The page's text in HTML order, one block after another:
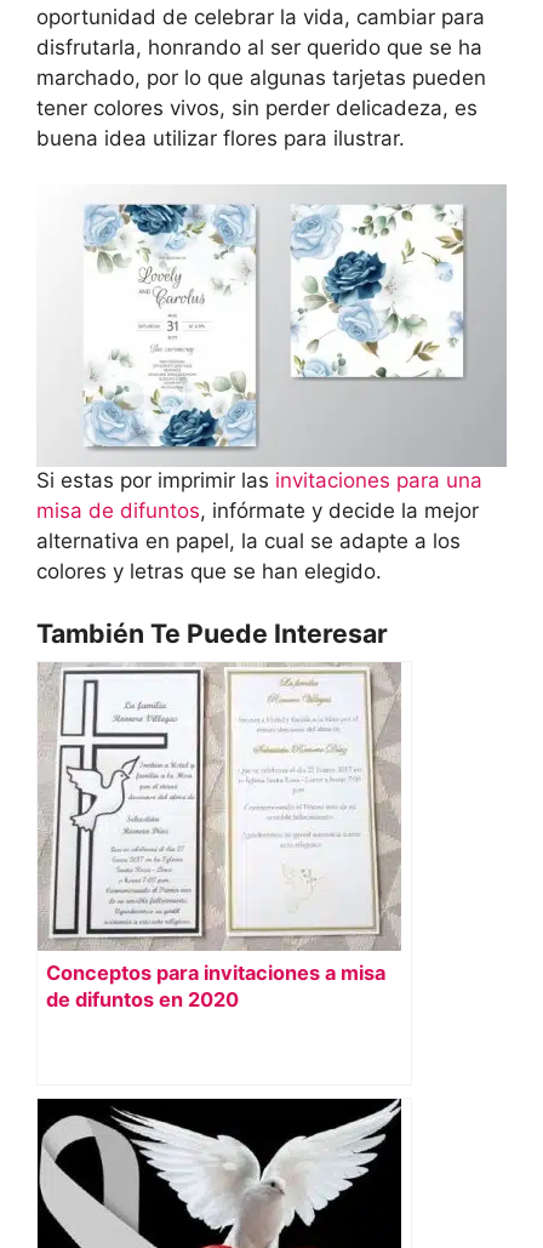
oportunidad de celebrar la vida, cambiar para
disfrutarla, honrando al ser querido que se ha
marchado, por lo que algunas tarjetas pueden
tener colores vivos, sin perder delicadeza, es
buena idea utilizar flores para ilustrar.
Si estas por imprimir las invitaciones para una
misa de difuntos, infórmate y decide la mejor
alternativa en papel, la cual se adapte a los
colores y letras que se han elegido.
También Te Puede Interesar
Conceptos para invitaciones a misa
de difuntos en 2020